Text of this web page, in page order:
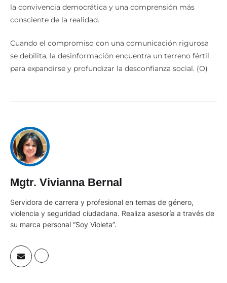
la convivencia democrática y una comprensión más
consciente de la realidad.
Cuando el compromiso con una comunicación rigurosa
se debilita, la desinformación encuentra un terreno fértil
para expandirse y profundizar la desconfianza social. (O)
Mgtr. Vivianna Bernal
Servidora de carrera y profesional en temas de género,
violencia y seguridad ciudadana. Realiza asesoría a través de
su marca personal “Soy Violeta”.